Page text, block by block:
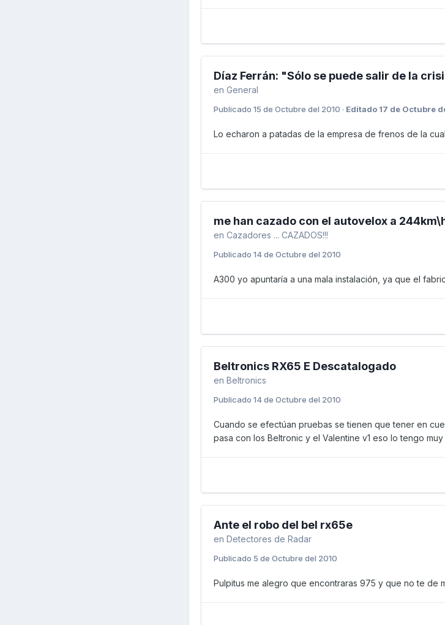
Díaz Ferrán: "Sólo se puede salir de la
en General
Publicado 15 de Octubre del 2010 · Editado 17 de Octubre
Lo echaron a patadas de la empresa de frenos de la
me han cazado con el autovelox a
en Cazadores ... CAZADOS!!!
Publicado 14 de Octubre del 2010
A300 yo apuntaría a una mala instalación, ya que el
Beltronics RX65 E Descatalogado
en Beltronics
Publicado 14 de Octubre del 2010
Cuando se efectúan pruebas se tienen que tener en
pasa con los Beltronic y el Valentine v1 eso lo tengo
Ante el robo del bel rx65e
en Detectores de Radar
Publicado 5 de Octubre del 2010
Pulpitus me alegro que encontraras 975 y que no te de